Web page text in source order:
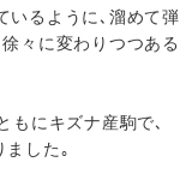
いるように､溜めて弾
々に変わりつつある
もにキズナ産駒で､
ました｡